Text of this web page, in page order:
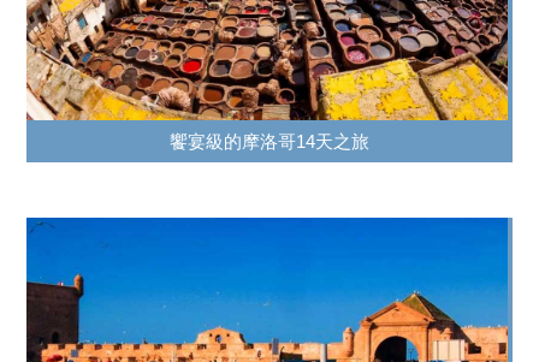
饗宴級的摩洛哥14天之旅